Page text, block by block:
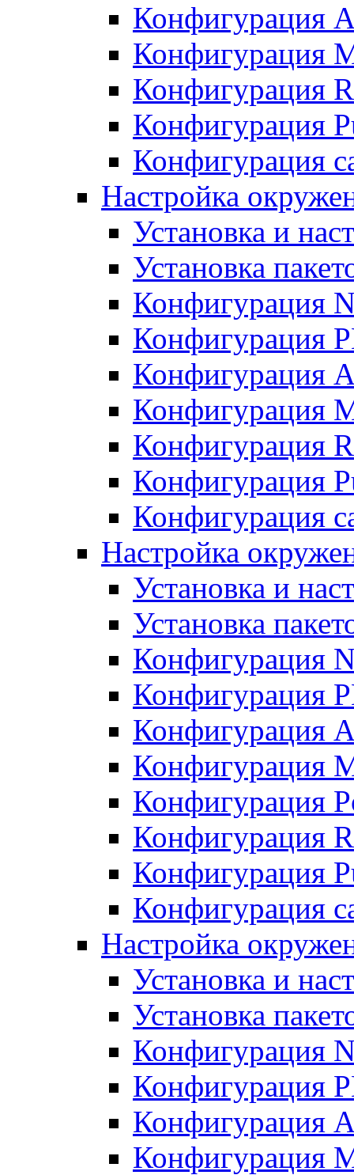
Конфигурация
Конфигурация
Конфигурация
Конфигурация
Конфигурация
Настройка
Установка и
Установка
Конфигурация
Конфигурация
Конфигурация
Конфигурация
Конфигурация
Конфигурация
Конфигурация
Настройка
Установка и
Установка
Конфигурация
Конфигурация
Конфигурация
Конфигурация
Конфигурация
Конфигурация
Конфигурация
Конфигурация
Настройка
Установка и
Установка
Конфигурация
Конфигурация
Конфигурация
Конфигурация